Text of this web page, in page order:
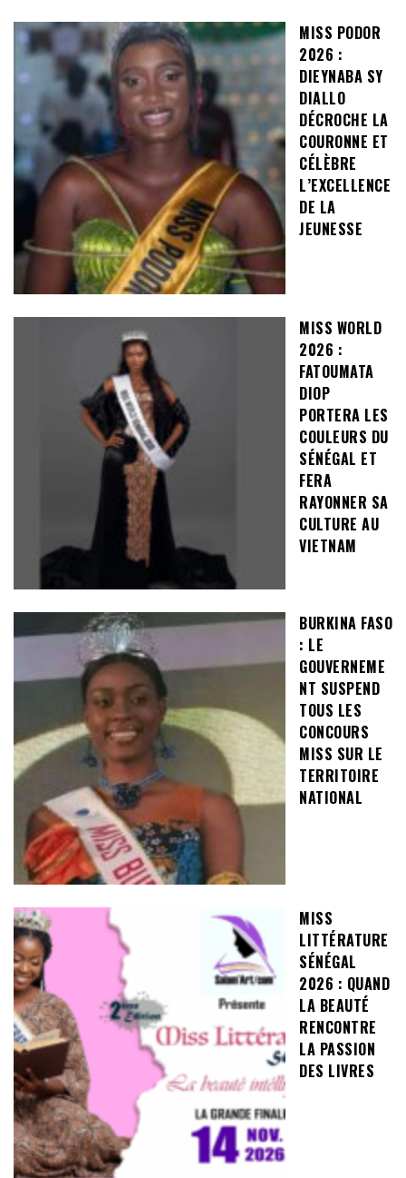
MISS PODOR
2026 :
DIEYNABA SY
DIALLO
DÉCROCHE LA
COURONNE ET
CÉLÈBRE
L’EXCELLENCE
DE LA
JEUNESSE
MISS WORLD
2026 :
FATOUMATA
DIOP
PORTERA LES
COULEURS DU
SÉNÉGAL ET
FERA
RAYONNER SA
CULTURE AU
VIETNAM
BURKINA FASO
: LE
GOUVERNEME
NT SUSPEND
TOUS LES
CONCOURS
MISS SUR LE
TERRITOIRE
NATIONAL
MISS
LITTÉRATURE
SÉNÉGAL
2026 : QUAND
LA BEAUTÉ
RENCONTRE
LA PASSION
DES LIVRES